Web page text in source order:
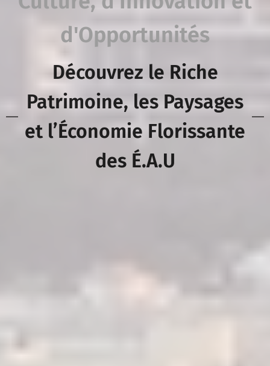
d'Opportunités
Découvrez le Riche
Patrimoine, les Paysages
et l’Économie Florissante
des É.A.U